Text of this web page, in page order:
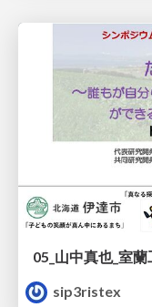
sip3ristex